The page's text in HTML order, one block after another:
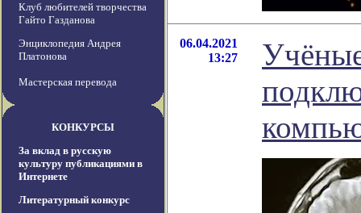
Клуб любителей творчества
Гайто Газданова
Энциклопедия Андрея
Платонова
Мастерская перевода
КОНКУРСЫ
За вклад в русскую
культуру публикациями в
Интернете
Литературный конкурс
06.04.2021
13:27